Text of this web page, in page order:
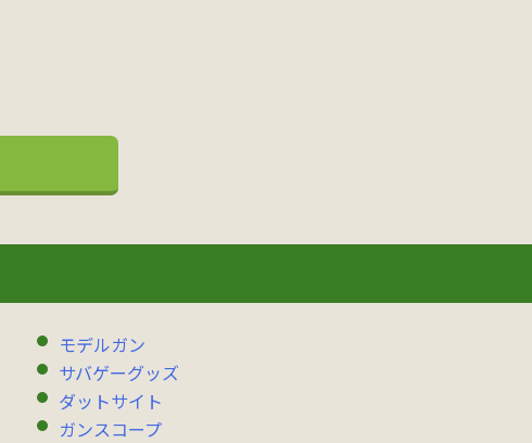
モデルガン
サバゲーグッズ
ダットサイト
ガンスコープ